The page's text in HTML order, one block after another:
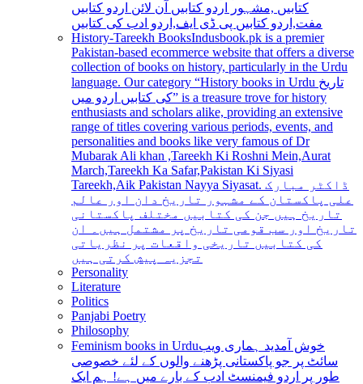
کتابیں ,مشہور اردو کتابیں آن لائن اردو کتابیں
مفت,اردو کتابیں پی ڈی ایف,اردو ادب کی کتابیں
History-Tareekh BooksIndusbook.pk is a premier
Pakistan-based ecommerce website that offers a diverse
collection of books on history, particularly in the Urdu
language. Our category “History books in Urdu تاریخ
کی کتابیں اردو میں” is a treasure trove for history
enthusiasts and scholars alike, providing an extensive
range of titles covering various periods, events, and
personalities and books like very famous of Dr
Mubarak Ali khan ,Tareekh Ki Roshni Mein,Aurat
March,Tareekh Ka Safar,Pakistan Ki Siyasi
Tareekh,Aik Pakistan Nayya Siyasat. ڈاکٹر مبارک
علی پاکستان کے مشہور تاریخ دان اور عالم
تاریخ ہیں جن کی کتابیں مختلف پاکستانی
تاریخ اور سب قومی تاریخ پر مشتمل ہیں۔ ان
کی کتابیں تاریخی واقعات پر نظریاتی
تجزیہ پیش کرتی ہیں
Personality
Literature
Politics
Panjabi Poetry
Philosophy
Feminism books in Urduخوش آمدید ہماری ویب
سائٹ پر جو پاکستانی پڑھنے والوں کے لئے خصوصی
طور پر اردو فیمنسٹ ادب کے بارے میں ہے! ہم ایک